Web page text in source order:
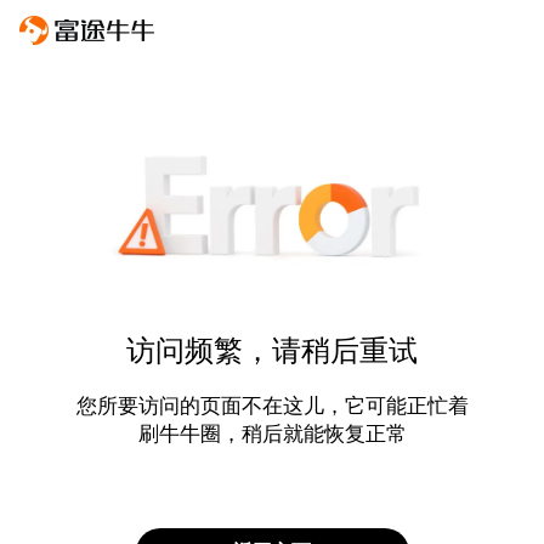
访问频繁，请稍后重试
您所要访问的页面不在这儿，它可能正忙着
刷牛牛圈，稍后就能恢复正常